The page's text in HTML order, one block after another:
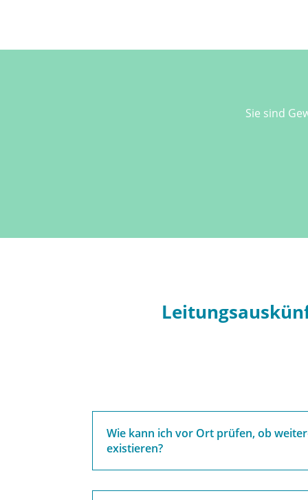
Sie sind
Wie kann ich vor Ort prüfen, ob
existieren?